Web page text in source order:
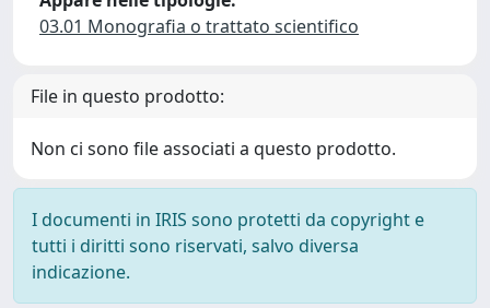
03.01 Monografia o trattato scientifico
File in questo prodotto:
Non ci sono file associati a questo prodotto.
I documenti in IRIS sono protetti da copyright e
tutti i diritti sono riservati, salvo diversa
indicazione.